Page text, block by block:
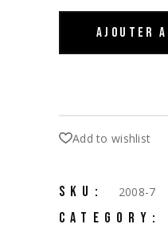
AJOUTER
Add to wishlist
SKU: 2008-7
CATEGORY: